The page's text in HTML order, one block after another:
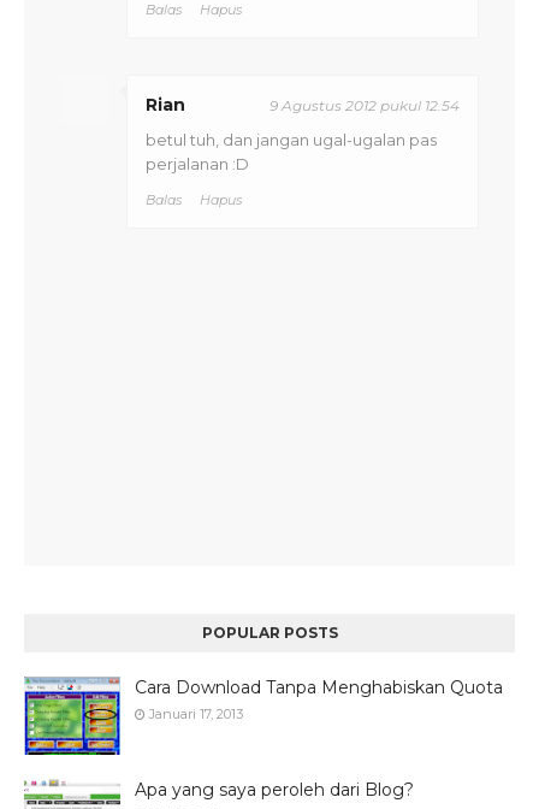
Balas Hapus
Rian 9 Agustus 2012 pukul 12.54
betul tuh, dan jangan ugal-ugalan pas
perjalanan :D
Balas Hapus
POPULAR POSTS
Cara Download Tanpa Menghabiskan Quota
Januari 17, 2013
Apa yang saya peroleh dari Blog?